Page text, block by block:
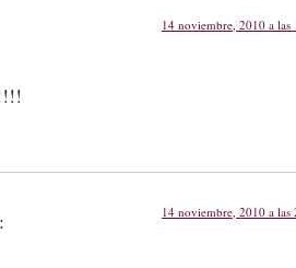
14 noviembre, 2010 a las
14 noviembre, 2010 a las